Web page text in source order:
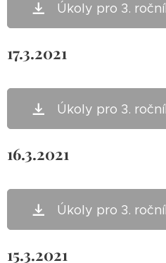
Úkoly pro 3.
17.3.2021
Úkoly pro 3.
16.3.2021
Úkoly pro 3.
15.3.2021